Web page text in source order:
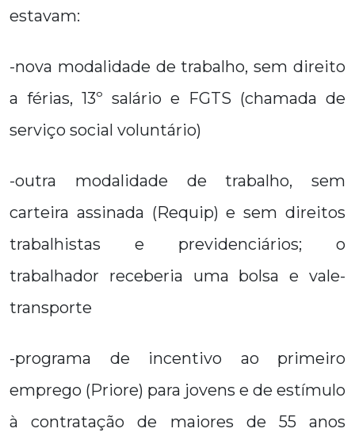
estavam:
-nova modalidade de trabalho, sem direito
a férias, 13º salário e FGTS (chamada de
serviço social voluntário)
-outra modalidade de trabalho, sem
carteira assinada (Requip) e sem direitos
trabalhistas e previdenciários; o
trabalhador receberia uma bolsa e vale-
transporte
-programa de incentivo ao primeiro
emprego (Priore) para jovens e de estímulo
à contratação de maiores de 55 anos